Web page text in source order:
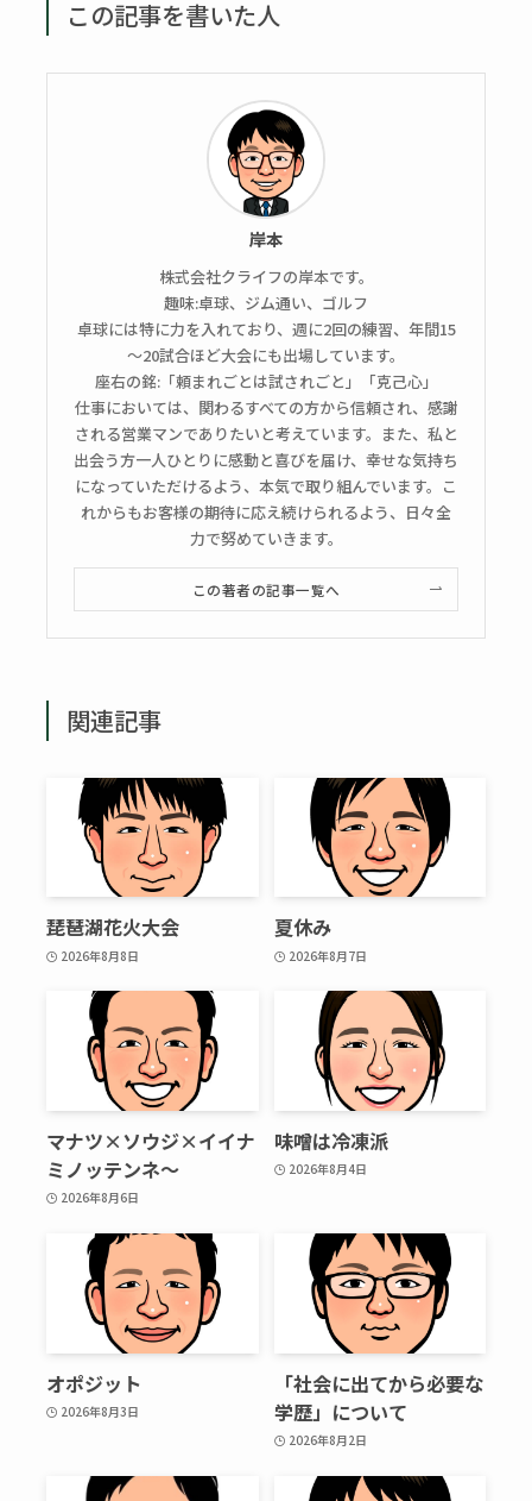
この記事を書いた人
岸本
株式会社クライフの岸本です。
趣味:卓球、ジム通い、ゴルフ
卓球には特に力を入れており、週に2回の練習、年間15
～20試合ほど大会にも出場しています。
座右の銘:「頼まれごとは試されごと」「克己心」
仕事においては、関わるすべての方から信頼され、感謝
される営業マンでありたいと考えています。また、私と
出会う方一人ひとりに感動と喜びを届け、幸せな気持ち
になっていただけるよう、本気で取り組んでいます。こ
れからもお客様の期待に応え続けられるよう、日々全
力で努めていきます。
この著者の記事一覧へ
関連記事
琵琶湖花火大会
2026年8月8日
夏休み
2026年8月7日
マナツ×ソウジ×イイナ
ミノッテンネ～
2026年8月6日
味噌は冷凍派
2026年8月4日
オポジット
2026年8月3日
「社会に出てから必要な
学歴」について
2026年8月2日